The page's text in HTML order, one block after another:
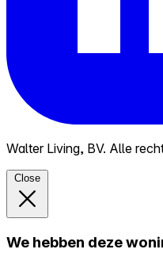
Walter Living, BV. Alle
Close
We hebben deze